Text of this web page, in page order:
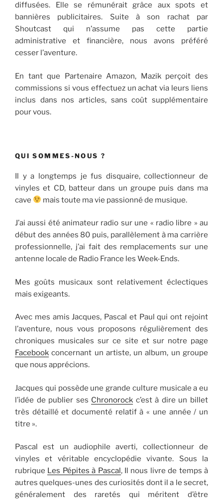
diffusées. Elle se rémunérait grâce aux spots et
bannières publicitaires. Suite à son rachat par
Shoutcast qui n’assume pas cette partie
administrative et financière, nous avons préféré
cesser l’aventure.
En tant que Partenaire Amazon, Mazik perçoit des
commissions si vous effectuez un achat via leurs liens
inclus dans nos articles, sans coût supplémentaire
pour vous.
QUI SOMMES-NOUS ?
Il y a longtemps je fus disquaire, collectionneur de
vinyles et CD, batteur dans un groupe puis dans ma
cave
mais toute ma vie passionné de musique.
J’ai aussi été animateur radio sur une « radio libre » au
début des années 80 puis, parallèlement à ma carrière
professionnelle, j’ai fait des remplacements sur une
antenne locale de Radio France les Week-Ends.
Mes goûts musicaux sont relativement éclectiques
mais exigeants.
Avec mes amis Jacques, Pascal et Paul qui ont rejoint
l’aventure, nous vous proposons régulièrement des
chroniques musicales sur ce site et sur notre page
Facebook concernant un artiste, un album, un groupe
que nous apprécions.
Jacques qui possède une grande culture musicale a eu
l’idée de publier ses Chronorock c’est à dire un billet
très détaillé et documenté relatif à « une année / un
titre ».
Pascal est un audiophile averti, collectionneur de
vinyles et véritable encyclopédie vivante. Sous la
rubrique Les Pépites à Pascal, Il nous livre de temps à
autres quelques-unes des curiosités dont il a le secret,
généralement des raretés qui méritent d’être